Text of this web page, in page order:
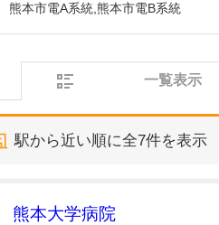
熊本市電A系統,熊本市電B系統
一覧表示
駅から近い順に全7件を表示
熊本大学病院